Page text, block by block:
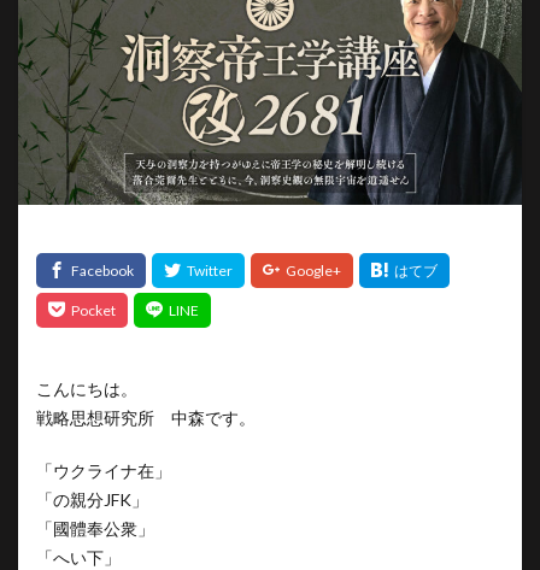
こんにちは。
戦略思想研究所 中森です。
「ウクライナ在」
「の親分JFK」
「國體奉公衆」
「へい下」